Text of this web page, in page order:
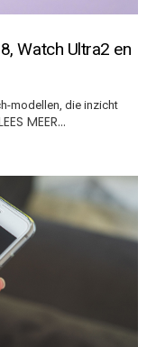
Watch Ultra2 en
modellen, die inzicht
MEER…